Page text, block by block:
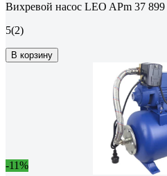
Вихревой насос LEO APm 37 899
5(2)
В корзину
-11%